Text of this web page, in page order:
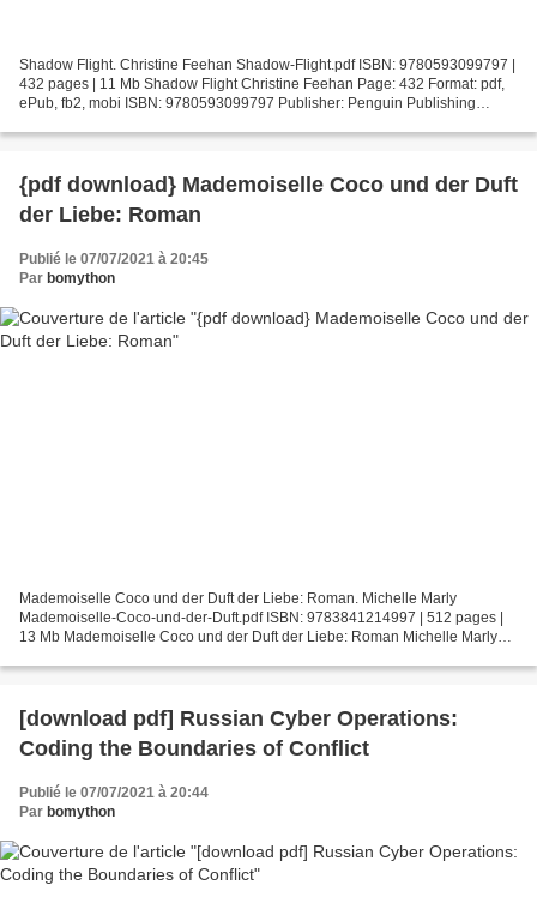
Shadow Flight. Christine Feehan Shadow-Flight.pdf ISBN: 9780593099797 |
432 pages | 11 Mb Shadow Flight Christine Feehan Page: 432 Format: pdf,
ePub, fb2, mobi ISBN: 9780593099797 Publisher: Penguin Publishing
{pdf download} Mademoiselle Coco und der Duft
der Liebe: Roman
Publié le 07/07/2021 à 20:45
Par bomython
Mademoiselle Coco und der Duft der Liebe: Roman. Michelle Marly
Mademoiselle-Coco-und-der-Duft.pdf ISBN: 9783841214997 | 512 pages |
13 Mb Mademoiselle Coco und der Duft der Liebe: Roman Michelle Marly
[download pdf] Russian Cyber Operations:
Coding the Boundaries of Conflict
Publié le 07/07/2021 à 20:44
Par bomython